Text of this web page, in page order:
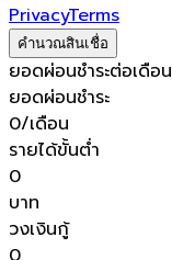
PrivacyTerms
คำนวณสินเชื่อ
ยอดผ่อนชำระต่อเดือน
ยอดผ่อนชำระ
0/เดือน
รายได้ขั้นต่ำ
0
บาท
วงเงินกู้